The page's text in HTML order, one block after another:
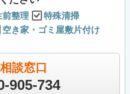
前整理
特殊清掃
空き家・ゴミ屋敷片付け
談窓口
905-734